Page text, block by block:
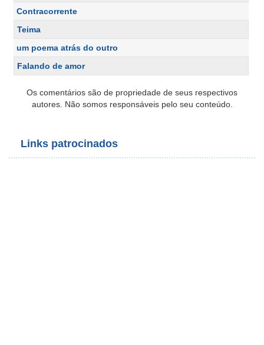
Contracorrente
Teima
um poema atrás do outro
Falando de amor
Os comentários são de propriedade de seus respectivos
autores. Não somos responsáveis pelo seu conteúdo.
Links patrocinados